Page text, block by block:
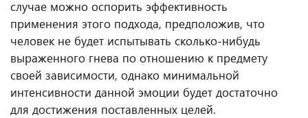
случае можно оспорить эффективность
применения этого подхода, предположив, что
человек не будет испытывать сколько-нибудь
выраженного гнева по отношению к предмету
своей зависимости, однако минимальной
интенсивности данной эмоции будет достаточно
для достижения поставленных целей.